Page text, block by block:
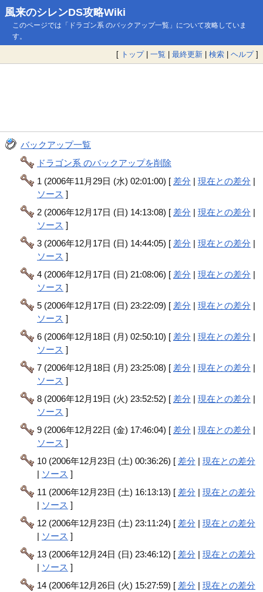
風来のシレンDS攻略Wiki
このページでは「ドラゴン系 のバックアップ一覧」について攻略していま
す。
[ トップ| 一覧 | 最終更新 | 検索 | ヘルプ]
バックアップ一覧
ドラゴン系 のバックアップを削除
1 (2006年11月29日 (水) 02:01:00) [ 差分 |現在との差分 |
ソース ]
2 (2006年12月17日 (日) 14:13:08) [ 差分 |現在との差分 |
ソース ]
3 (2006年12月17日 (日) 14:44:05) [ 差分 |現在との差分 |
ソース ]
4 (2006年12月17日 (日) 21:08:06) [ 差分 |現在との差分 |
ソース ]
5 (2006年12月17日 (日) 23:22:09) [ 差分 |現在との差分 |
ソース ]
6 (2006年12月18日 (月) 02:50:10) [ 差分 |現在との差分 |
ソース ]
7 (2006年12月18日 (月) 23:25:08) [ 差分 |現在との差分 |
ソース ]
8 (2006年12月19日 (火) 23:52:52) [ 差分 |現在との差分 |
ソース ]
9 (2006年12月22日 (金) 17:46:04) [ 差分 |現在との差分 |
ソース ]
10 (2006年12月23日 (土) 00:36:26) [ 差分 |現在との差分
| ソース ]
11 (2006年12月23日 (土) 16:13:13) [ 差分 |現在との差分
| ソース ]
12 (2006年12月23日 (土) 23:11:24) [ 差分 |現在との差分
| ソース ]
13 (2006年12月24日 (日) 23:46:12) [ 差分 |現在との差分
| ソース ]
14 (2006年12月26日 (火) 15:27:59) [ 差分 |現在との差分